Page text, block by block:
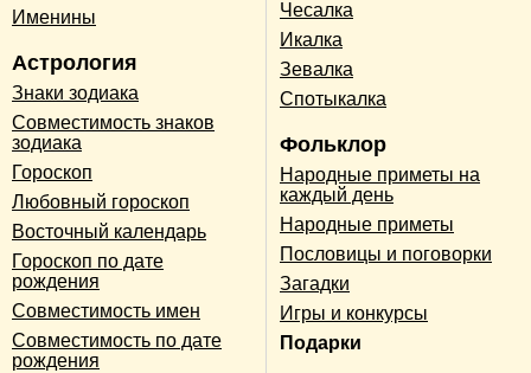
Именины
Астрология
Знаки зодиака
Совместимость знаков
зодиака
Гороскоп
Любовный гороскоп
Восточный календарь
Гороскоп по дате
рождения
Совместимость имен
Совместимость по дате
рождения
Чесалка
Икалка
Зевалка
Спотыкалка
Фольклор
Народные приметы на
каждый день
Народные приметы
Пословицы и поговорки
Загадки
Игры и конкурсы
Подарки